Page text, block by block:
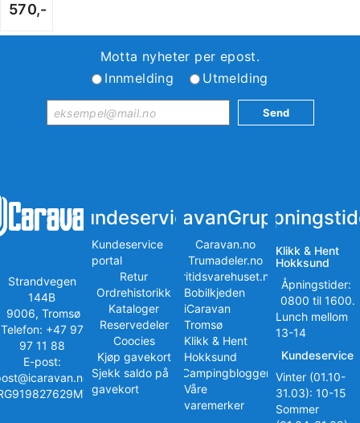
570,-
Motta nyheter per epost.
Innmelding
Utmelding
Strandvegen
144B
9006, Tromsø
Telefon: +47 97
97 11 88
E-post:
Kundeservice
Kundeservice
portal
Retur
Ordrehistorikk
Kataloger
Reservedeler
Coocies
Kjøp gavekort
Sjekk saldo på
gavekort
iCaravanGruppen
Caravan.no
Trumadeler.no
Fritidsvarehuset.no
Bobilkjeden
iCaravan
Tromsø
Klikk & Hent
Hokksund
iCampingbloggen
Våre
varemerker
Klikk & Hent
Hokksund
Åpningstider:
0800 til 1600.
Lunch mellom
13-14
Kundeservice
Vinter (01.10-
31.03): 10-15
Sommer